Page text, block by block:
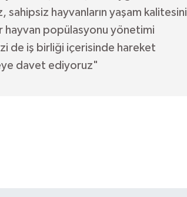
sahipsiz hayvanların yaşam kalitesini
hayvan popülasyonu yönetimi
de iş birliği içerisinde hareket
davet ediyoruz"